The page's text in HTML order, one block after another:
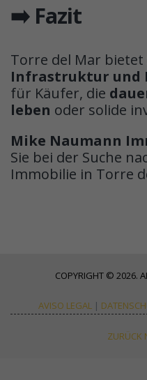
➡️ Fazit
Torre del Mar bietet
Infrastruktur und
für Käufer, die
leben oder solide
Mike Naumann
Sie bei der Suche
Immobilie in Torre
COPYRIGHT © 2026.
AVISO LEGAL |
ZURÜCK